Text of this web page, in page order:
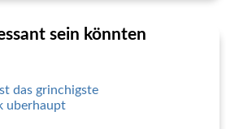
sein könnten
das grinchigste
uberhaupt